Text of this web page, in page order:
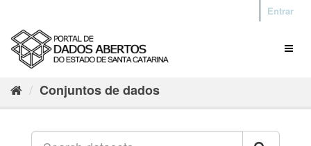
Entrar
Conjuntos de dados